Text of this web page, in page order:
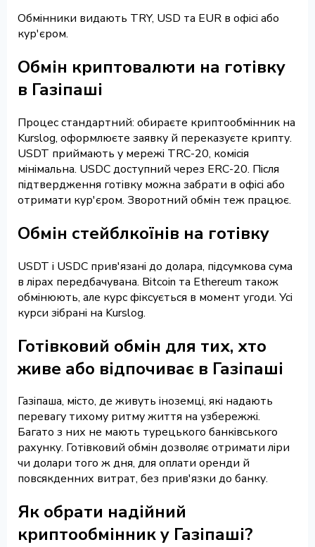
Обмінники видають TRY, USD та EUR в офісі або
кур'єром.
Обмін криптовалюти на готівку
в Газіпаші
Процес стандартний: обираєте криптообмінник на
Kurslog, оформлюєте заявку й переказуєте крипту.
USDT приймають у мережі TRC-20, комісія
мінімальна. USDC доступний через ERC-20. Після
підтвердження готівку можна забрати в офісі або
отримати кур'єром. Зворотний обмін теж працює.
Обмін стейблкоїнів на готівку
USDT і USDC прив'язані до долара, підсумкова сума
в лірах передбачувана. Bitcoin та Ethereum також
обмінюють, але курс фіксується в момент угоди. Усі
курси зібрані на Kurslog.
Готівковий обмін для тих, хто
живе або відпочиває в Газіпаші
Газіпаша, місто, де живуть іноземці, які надають
перевагу тихому ритму життя на узбережжі.
Багато з них не мають турецького банківського
рахунку. Готівковий обмін дозволяє отримати ліри
чи долари того ж дня, для оплати оренди й
повсякденних витрат, без прив'язки до банку.
Як обрати надійний
криптообмінник у Газіпаші?